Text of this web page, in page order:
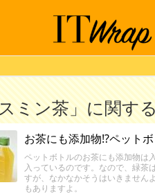
ミン茶」に関す
お茶にも添加物⁉ペット
ペットボトルのお茶にも添加物は
入っているのです。なので、緑茶
すが、なかなかそうはいきません
もありますよ。